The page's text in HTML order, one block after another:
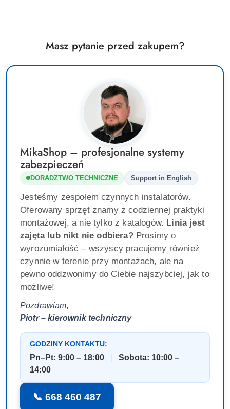
Masz pytanie przed zakupem?
MikaShop – profesjonalne systemy
zabezpieczeń
DORADZTWO TECHNICZNE Support in English
Jesteśmy zespołem czynnych instalatorów.
Oferowany sprzęt znamy z codziennej praktyki
montażowej, a nie tylko z katalogów. Linia jest
zajęta lub nikt nie odbiera?Prosimy o
wyrozumiałość – wszyscy pracujemy również
czynnie w terenie przy montażach, ale na
pewno oddzwonimy do Ciebie najszybciej, jak to
możliwe!
Pozdrawiam,
Piotr – kierownik techniczny
GODZINY KONTAKTU:
Pn–Pt: 9:00 – 18:00
Sobota: 10:00 –
14:00
📞 668 460 487